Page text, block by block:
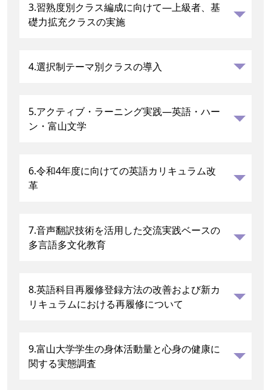
3.習熟度別クラス編成に向けて―上級者、基
礎力拡充クラスの実施
4.選択制テーマ別クラスの導入
5.アクティブ・ラーニング実践―英語・ハー
ン・富山文学
6.令和4年度に向けての英語カリキュラム改
革
7.音声翻訳技術を活用した交流実践ベースの
多言語多文化教育
8.英語科目再履修登録方法の改善および新カ
リキュラムにおける再履修について
9.富山大学学生の身体活動量と心身の健康に
関する実態調査